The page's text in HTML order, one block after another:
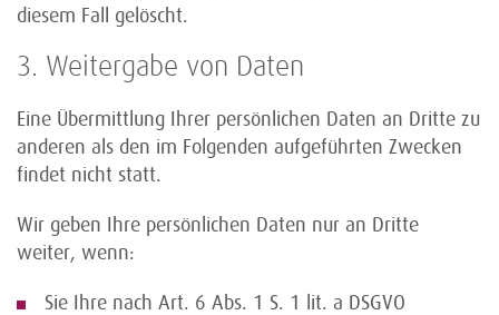
diesem Fall gelöscht.
3. Weitergabe von Daten
Eine Übermittlung Ihrer persönlichen Daten an Dritte zu
anderen als den im Folgenden aufgeführten Zwecken
findet nicht statt.
Wir geben Ihre persönlichen Daten nur an Dritte
weiter, wenn:
Sie Ihre nach Art. 6 Abs. 1 S. 1 lit. a DSGVO